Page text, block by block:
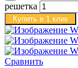
решетка
Купить в 1 клик
Сравнить